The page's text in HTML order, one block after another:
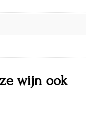
wijn ook